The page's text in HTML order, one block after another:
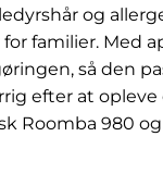
og
familier. Med
så den
efter at opleve
Roomba 980